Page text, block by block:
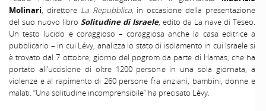
Molinari, direttore La Repubblica,in occasione della presentazione
del suo nuovo libro Solitudine di Israele, edito da La nave di Teseo.
Un testo lucido e coraggioso – coraggiosa anche la casa editrice a
pubblicarlo – in cui Lévy, analizza lo stato di isolamento in cui Israele si
è trovato dal 7 ottobre, giorno del pogrom da parte di Hamas, che ha
portato all’uccisione di oltre 1200 persone in una sola giornata, a
violenze e al rapimento di 260 persone fra anziani, bambini, donne e
malati. “Una solitudine incomprensibile” ha precisato Lévy.